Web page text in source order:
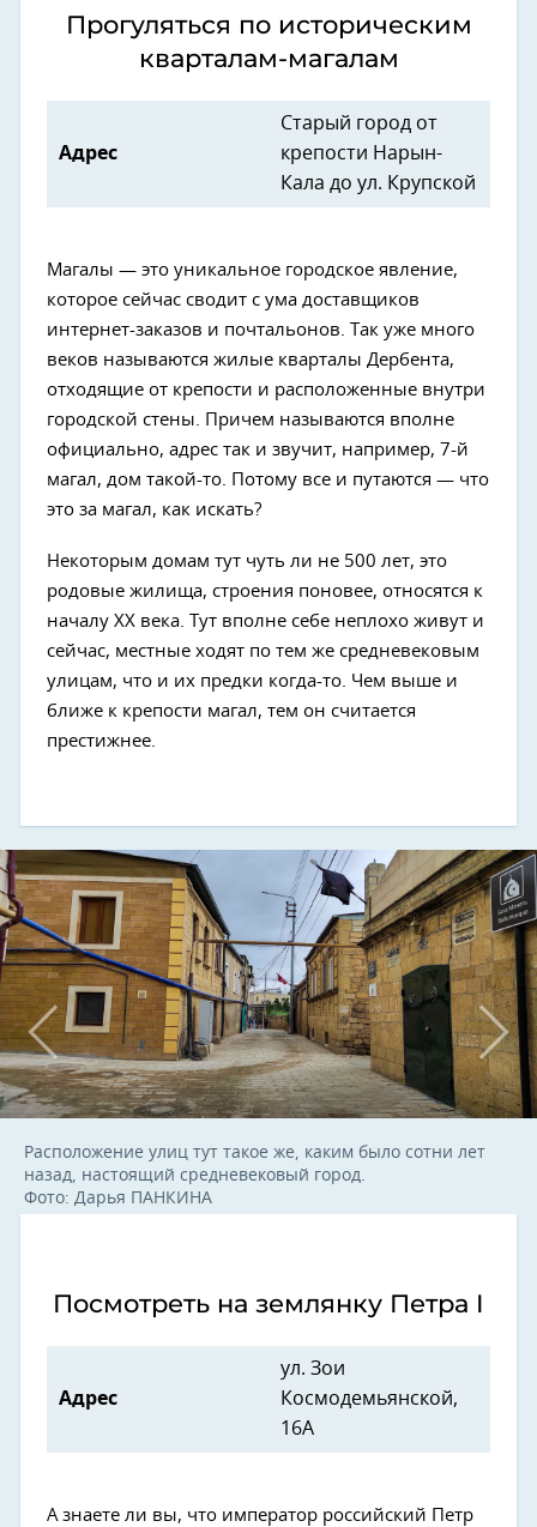
Прогуляться по историческим
кварталам-магалам
Адрес
Старый город от
крепости Нарын-
Кала до ул. Крупской
Магалы — это уникальное городское явление,
которое сейчас сводит с ума доставщиков
интернет-заказов и почтальонов. Так уже много
веков называются жилые кварталы Дербента,
отходящие от крепости и расположенные внутри
городской стены. Причем называются вполне
официально, адрес так и звучит, например, 7-й
магал, дом такой-то. Потому все и путаются — что
это за магал, как искать?
Некоторым домам тут чуть ли не 500 лет, это
родовые жилища, строения поновее, относятся к
началу XX века. Тут вполне себе неплохо живут и
сейчас, местные ходят по тем же средневековым
улицам, что и их предки когда-то. Чем выше и
ближе к крепости магал, тем он считается
престижнее.
Расположение улиц тут такое же, каким было сотни лет
назад, настоящий средневековый город.
Фото: Дарья ПАНКИНА
Next
Посмотреть на землянку Петра I
Адрес
ул. Зои
Космодемьянской,
16А
А знаете ли вы, что император российский Петр